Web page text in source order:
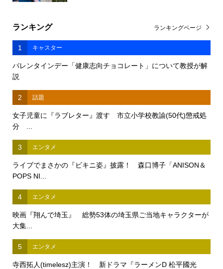
ランキング
1 キャスター
バレンタインデー「健康志向チョコレート」について教授が解
説
2 話題
女子児童に『ラブレター』渡す 市立小学校教諭(50代)懲戒処
分 ...
3 エンタメ
ライブでまさかの『ビキニ姿』披露！ 森口博子「ANISON＆
POPS NI...
4 エンタメ
映画『翔んで埼玉』 総勢53体の埼玉県ご当地キャラクターが
大集...
5 エンタメ
寺西拓人(timelesz)主演！ 新ドラマ『ラーメンD 松平國光
ランキングページ